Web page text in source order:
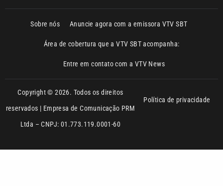
Área de cobertura que a VTV SBT acompanha:
Entre em contato com a VTV News
Copyright © 2026. Todos os direitos